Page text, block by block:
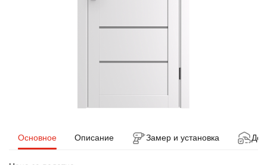
Основное Описание Замер и установка